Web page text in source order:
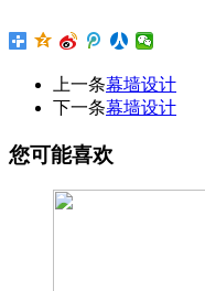
上一条幕墙设计
下一条幕墙设计
您可能喜欢